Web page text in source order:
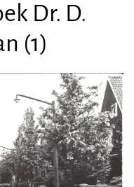
Dr. D.
(1)